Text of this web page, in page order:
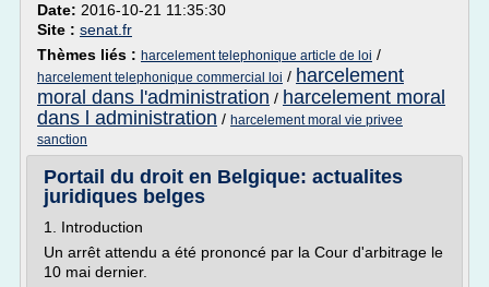
Date: 2016-10-21 11:35:30
Site : senat.fr
Thèmes liés : harcelement telephonique article de loi /
harcelement telephonique commercial loi / harcelement
moral dans l'administration / harcelement moral
dans l administration / harcelement moral vie privee
sanction
Portail du droit en Belgique: actualites
juridiques belges
1. Introduction
Un arrêt attendu a été prononcé par la Cour d'arbitrage le
10 mai dernier.